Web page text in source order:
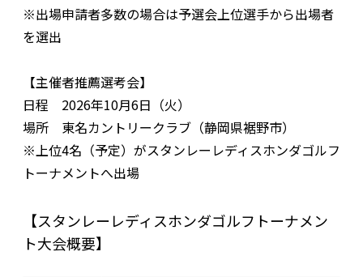
※出場申請者多数の場合は予選会上位選手から出場者
を選出
【主催者推薦選考会】
日程 2026年10月6日（火）
場所 東名カントリークラブ（静岡県裾野市）
※上位4名（予定）がスタンレーレディスホンダゴルフ
トーナメントへ出場
【スタンレーレディスホンダゴルフトーナメン
ト大会概要】